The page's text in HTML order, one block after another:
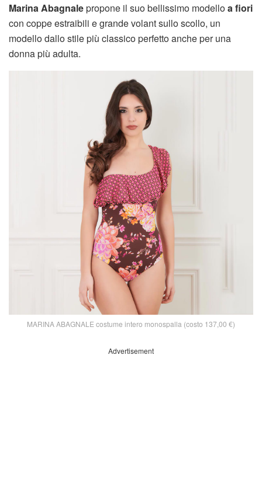
Marina Abagnalepropone il suo bellissimo modelloa fiori
con coppe estraibili e grande volant sullo scollo, un
modello dallo stile più classico perfetto anche per una
donna più adulta.
MARINA ABAGNALE costume intero monospalla (costo 137,00 €)
Advertisement